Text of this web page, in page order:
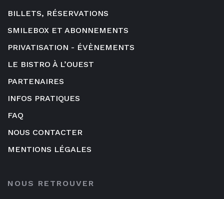
BILLETS, RÉSERVATIONS
SMILEBOX ET ABONNEMENTS
PRIVATISATION - ÉVÈNEMENTS
LE BISTRO À L’OUEST
PARTENAIRES
INFOS PRATIQUES
FAQ
NOUS CONTACTER
MENTIONS LÉGALES
NOUS RETROUVER